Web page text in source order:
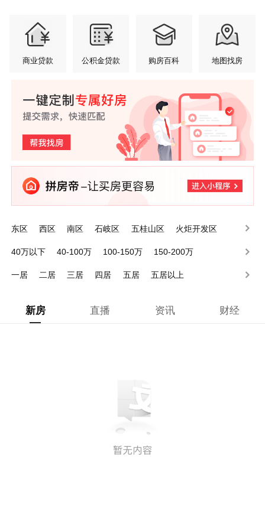
商业贷款 公积金贷款 购房百科 地图找房
东区 西区 南区 石岐区 五桂山区
火炬开发区
40万以下
40-100万 100-150万
150-200万
一居
二居 三居 四居 五居 五居以上
新房 直播 资讯 财经